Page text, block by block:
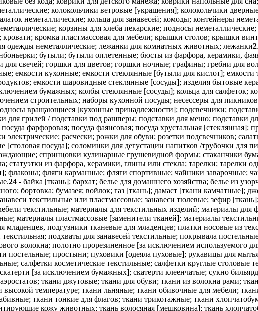
колокольчики ветровые [украшения]; колокольчики
неметаллические; кольца для занавесей; комоды; контейнеры
корзины для хлеба пекарские; подносы
кромка пластмассовая для мебели; крышки столов; крышки
одежды неметаллические; лежанки для комнатных животных; лежанки
бутыли; бутыли оплетенные; бюсты из фарфора, керамики,
свечей; горшки для цветов; горшки ночные; графины; гребни для
емкости кухонные; емкости стеклянные [бутыли для кислот]; емкости
емкости шаровидные стеклянные [сосуды]; изделия бытовые
бумажных; колбы стеклянные [сосуды]; кольца для салфеток;
строительных; наборы кухонной посуды; несессеры для
вращающиеся [кухонные принадлежности]; подсвечники;
грилей / подставки под рашперы; подставки для меню; подставки
фарфоровая; посуда фаянсовая; посуда хрустальная [стеклянная];
расчески; рожки для обуви; розетки подсвечников;
посуда]; соломинки для дегустации напитков /трубочки для
спринцовки кулинарные грушевидной формы; стаканчики
статуэтки из фарфора, керамики, глины или стекла; тарелки; тарелки
фляги карманные; фляги спортивные; чайники заварочные;
24 - байка [ткань]; бархат; белье для домашнего хозяйства; белье из
бортовка; бумазея; войлок; газ [ткань]; дамаст [ткани камчатные];
текстильные или пластмассовые; занавеси тюлевые; зефир
текстильные; материалы для текстильных изделий; материалы для
материалы пластмассовые [заменители тканей]; материалы
подгузники тканевые для младенцев; платки носовые из
подхваты для занавесей текстильные; покрывала
волокна; полотно прорезиненное [за исключением используемого
простыни; пуховики [одеяла пуховые]; рукавицы для
салфетки косметические текстильные; салфетки круглые столовые
[за исключением бумажных]; скатерти клеенчатые; сукно
ткани джутовые; ткани для обуви; ткани из волокна рами;
температуре; ткани льняные; ткани обивочные для мебели;
ткани тонкие для флагов; ткани трикотажные; ткани
кожу животных; ткань волосяная [мешковина]; ткань